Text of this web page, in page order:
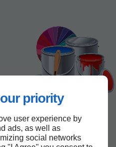
priority
user experience by
ads, as well as
social networks
page